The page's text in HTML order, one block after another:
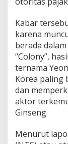
Kabar
karena
berada
“Colony”,
ternama
Korea paling
dan
aktor
Ginseng.
Menurut